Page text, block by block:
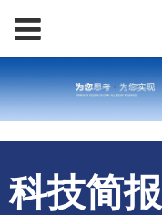
科技简报